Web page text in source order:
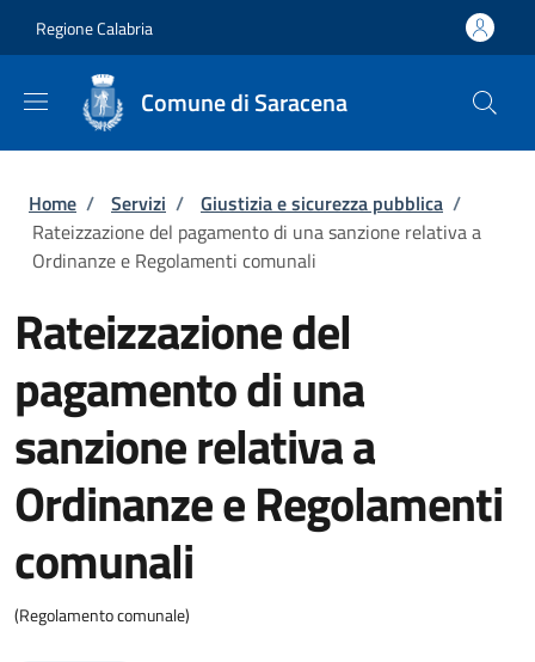
Regione Calabria
Comune di Saracena
Briciole di pane
Home / Servizi / Giustizia e sicurezza pubblica /
Rateizzazione del pagamento di una sanzione relativa a
Ordinanze e Regolamenti comunali
Rateizzazione del
pagamento di una
sanzione relativa a
Ordinanze e Regolamenti
comunali
(Regolamento comunale)